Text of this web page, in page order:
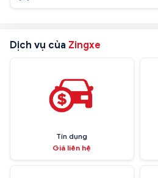
Dịch vụ của Zingxe
Tín dụng
Giá liên hệ